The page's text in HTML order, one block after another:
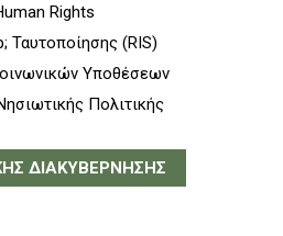
Rights
Ταυτοποίησης (RIS)
Υποθέσεων
Πολιτικής
ΔΙΑΚΥΒΕΡΝΗΣΗΣ